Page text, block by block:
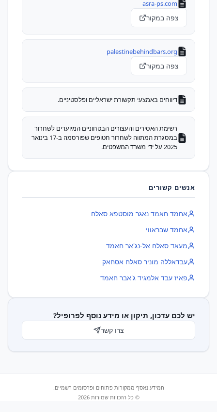
asra-ps.com
צפה במקור
palestinebehindbars.org
צפה במקור
דיווחים באמצעי תקשורת ישראליים ופלסטיניים.
רשימת האסירים והעצורים הבטחוניים המיועדים לשחרור
במסגרת המתווה לשחרור חטופים שפורסמה ב-17 בינואר
2025 על ידי משרד המשפטים.
אנשים קשורים
‫אחמד חאמד נאגר מוסטפא סאלח‬‏
אחמד שבראווי
מעאד סאלח אל-נג'אר חאמד
עבדאללה מוניר סאלח אסחאק
פאיז עבד אלמגיד ג'אבר חאמד
יש לכם עדכון, תיקון או מידע נוסף לפרופיל?
צרו קשר
המידע נאסף ממקורות פתוחים ופרסומים רשמיים.
© כל הזכויות שמורות 2026